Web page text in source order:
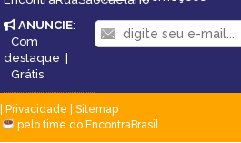
ANUNCIE:
Com
destaque
Grátis
Privacidade
Sitemap
pelo time do EncontraBrasil